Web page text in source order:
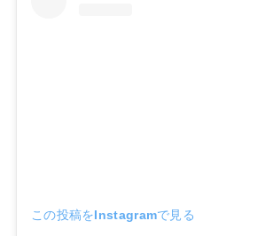
この投稿をInstagramで見る